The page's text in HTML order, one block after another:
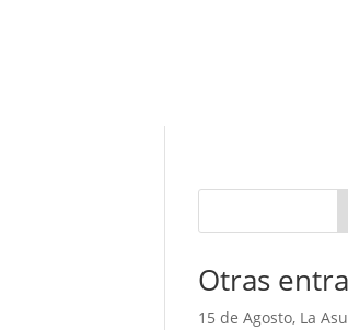
Otras
15 de Agosto, La